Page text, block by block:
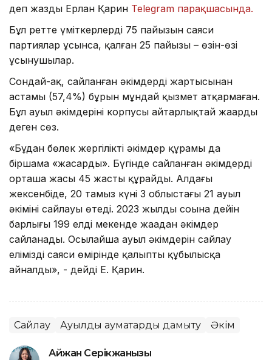
деп жазды Ерлан Қарин Telegram парақшасында.
Бұл ретте үміткерлердің 75 пайызын саяси
партиялар ұсынса, қалған 25 пайызы – өзін-өзі
ұсынушылар.
Сондай-ақ, сайланған әкімдердің жартысынан
астамы (57,4%) бұрын мұндай қызмет атқармаған.
Бұл ауыл әкімдерінің корпусы айтарлықтай жаңарды
деген сөз.
«Бұдан бөлек жергілікті әкімдер құрамы да
біршама «жасарды». Бүгінде сайланған әкімдердің
орташа жасы 45 жасты құрайды. Алдағы
жексенбіде, 20 тамыз күні 3 облыстағы 21 ауыл
әкімінің сайлауы өтеді. 2023 жылдың соңына дейін
барлығы 199 елді мекенде жаңадан әкімдер
сайланады. Осылайша ауыл әкімдерін сайлау
еліміздің саяси өмірінде қалыпты құбылысқа
айналды», - дейді Е. Қарин.
Сайлау Ауылдық аумақтарды дамыту Әкім
Айжан Серікжанқызы